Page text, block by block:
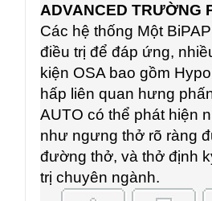
ADVANCED TRƯỜNG
Các hệ thống Một
điều trị để đáp ứng,
kiện OSA bao gồm
hấp liên quan hưng
AUTO có thể phát hiện
như ngưng thở rõ ràng
đường thở, và thở định
trị chuyên ngành.